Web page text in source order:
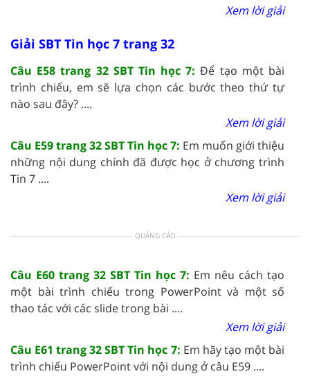
Xem lời giải
Giải SBT Tin học 7 trang 32
Câu E58 trang 32 SBT Tin học 7:Để tạo một bài
trình chiếu, em sẽ lựa chọn các bước theo thứ tự
nào sau đây? ....
Xem lời giải
Câu E59 trang 32 SBT Tin học 7: Em muốn giới thiệu
những nội dung chính đã được học ở chương trình
Tin 7 ....
Xem lời giải
QUẢNG CÁO
Câu E60 trang 32 SBT Tin học 7: Em nêu cách tạo
một bài trình chiếu trong PowerPoint và một số
thao tác với các slide trong bài ....
Xem lời giải
Câu E61 trang 32 SBT Tin học 7: Em hãy tạo một bài
trình chiếu PowerPoint với nội dung ở câu E59 ....